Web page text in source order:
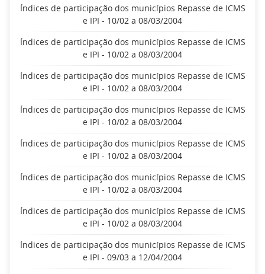
Índices de participação dos municípios Repasse de ICMS
e IPI - 10/02 a 08/03/2004
Índices de participação dos municípios Repasse de ICMS
e IPI - 10/02 a 08/03/2004
Índices de participação dos municípios Repasse de ICMS
e IPI - 10/02 a 08/03/2004
Índices de participação dos municípios Repasse de ICMS
e IPI - 10/02 a 08/03/2004
Índices de participação dos municípios Repasse de ICMS
e IPI - 10/02 a 08/03/2004
Índices de participação dos municípios Repasse de ICMS
e IPI - 10/02 a 08/03/2004
Índices de participação dos municípios Repasse de ICMS
e IPI - 10/02 a 08/03/2004
Índices de participação dos municípios Repasse de ICMS
e IPI - 09/03 a 12/04/2004